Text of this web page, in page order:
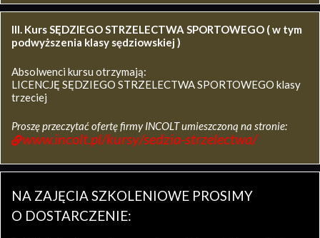
III. Kurs SĘDZIEGO STRZELECTWA SPORTOWEGO ( w tym
podwyższenia klasy sędziowskiej )
Absolwenci kursu otrzymają:
LICENCJĘ SĘDZIEGO STRZELECTWA SPORTOWEGO klasy
trzeciej
Proszę przeczytać ofertę firmy INCOLT umieszczoną na stronie:
www.incolt.pl/kursy/sedzia-strzelectwa/
NA ZAJĘCIA SZKOLENIOWE PROSIMY
O DOSTARCZENIE: